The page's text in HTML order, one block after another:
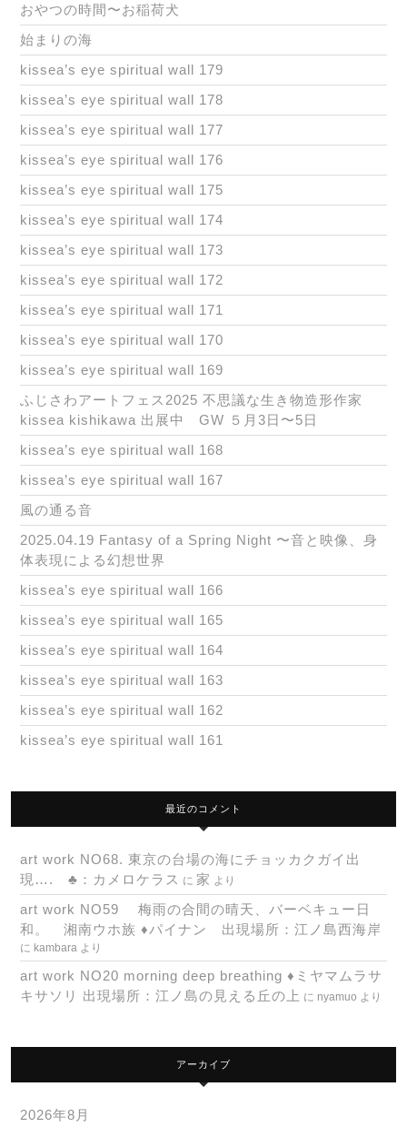
おやつの時間〜お稲荷犬
始まりの海
kissea’s eye spiritual wall 179
kissea’s eye spiritual wall 178
kissea’s eye spiritual wall 177
kissea’s eye spiritual wall 176
kissea’s eye spiritual wall 175
kissea’s eye spiritual wall 174
kissea’s eye spiritual wall 173
kissea’s eye spiritual wall 172
kissea’s eye spiritual wall 171
kissea’s eye spiritual wall 170
kissea’s eye spiritual wall 169
ふじさわアートフェス2025 不思議な生き物造形作家
kissea kishikawa 出展中 GW ５月3日〜5日
kissea’s eye spiritual wall 168
kissea’s eye spiritual wall 167
風の通る音
2025.04.19 Fantasy of a Spring Night 〜音と映像、身
体表現による幻想世界
kissea’s eye spiritual wall 166
kissea’s eye spiritual wall 165
kissea’s eye spiritual wall 164
kissea’s eye spiritual wall 163
kissea’s eye spiritual wall 162
kissea’s eye spiritual wall 161
最近のコメント
art work NO68. 東京の台場の海にチョッカクガイ出
現…. ♣：カメロケラス に 家 より
art work NO59 梅雨の合間の晴天、バーベキュー日
和。 湘南ウホ族 ♦パイナン 出現場所：江ノ島西海岸
に kambara より
art work NO20 morning deep breathing ♦ミヤマムラサ
キサソリ 出現場所：江ノ島の見える丘の上 に nyamuo より
アーカイブ
2026年8月